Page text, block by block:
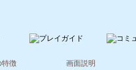
特徴
画面説明